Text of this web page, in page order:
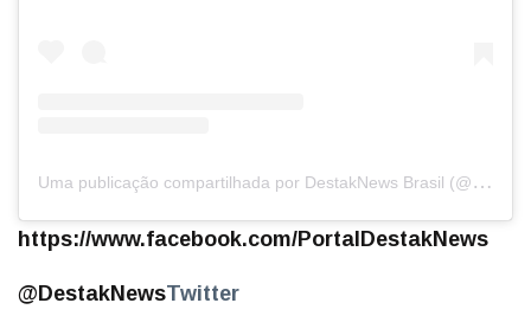
U
ma publicação compartilhada por DestakNews Brasil (@destaknewsbrasiloficial)
https://www.facebook.com/PortalDestakNews
@DestakNewsTwitter